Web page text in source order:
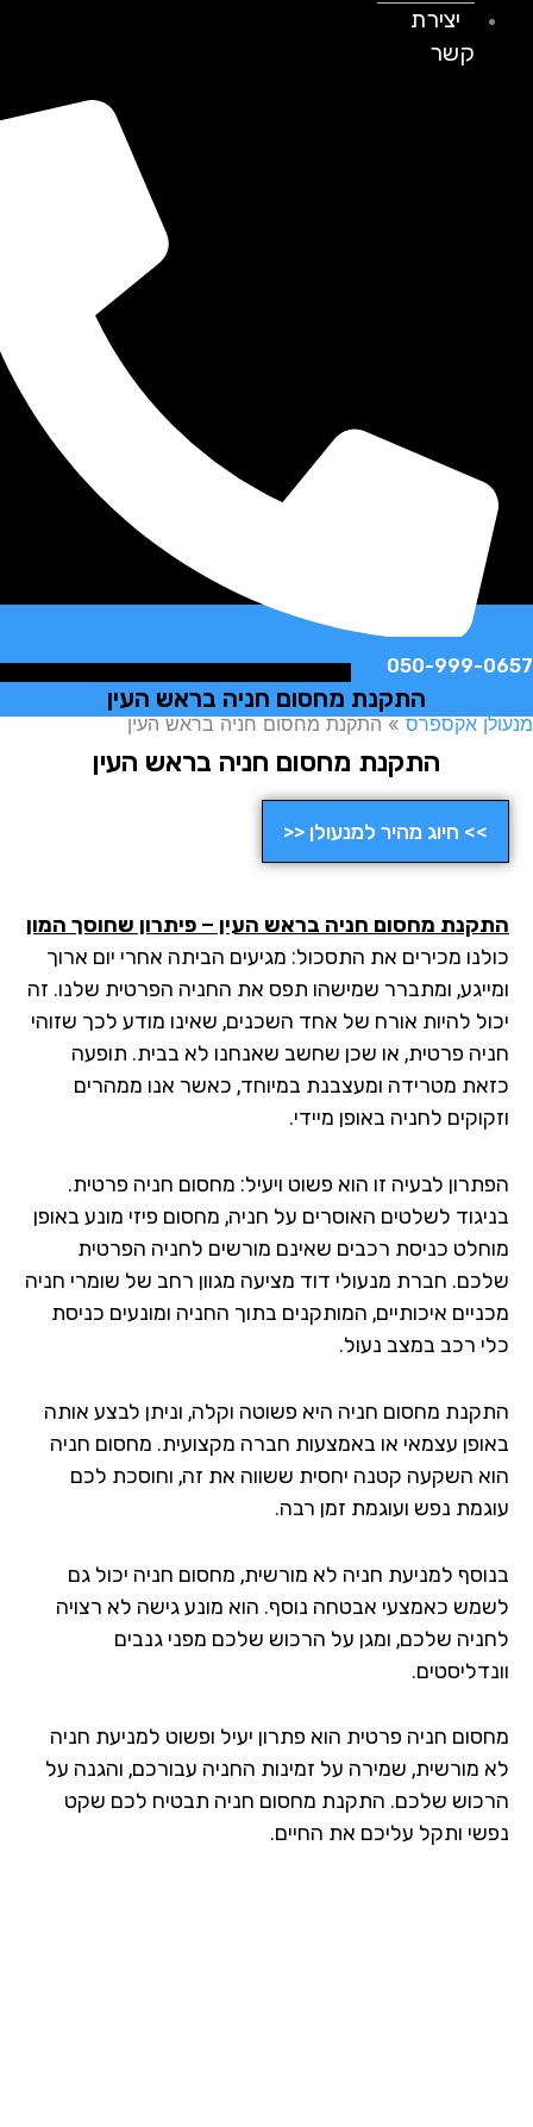
יצירת
קשר
050-999-
התקנת מחסום חניה בראש העין
אקספרס»התקנת מחסום חניה בראש העין
התקנת מחסום חניה בראש העין
>> חיוג מהיר למנעולן <<
מחסום חניה בראש העין – פיתרון שחוסך המון
מכירים את התסכול: מגיעים הביתה אחרי יום ארוך
ומתברר שמישהו תפס את החניה הפרטית שלנו. זה
להיות אורח של אחד השכנים, שאינו מודע לכך שזוהי
פרטית, או שכן שחשב שאנחנו לא בבית. תופעה
מטרידה ומעצבנת במיוחד, כאשר אנו ממהרים
לחניה באופן מיידי.
לבעיה זו הוא פשוט ויעיל: מחסום חניה פרטית.
לשלטים האוסרים על חניה, מחסום פיזי מונע באופן
כניסת רכבים שאינם מורשים לחניה הפרטית
חברת מנעולי דוד מציעה מגוון רחב של שומרי חניה
איכותיים, המותקנים בתוך החניה ומונעים כניסת
רכב במצב נעול.
מחסום חניה היא פשוטה וקלה, וניתן לבצע אותה
עצמאי או באמצעות חברה מקצועית. מחסום חניה
השקעה קטנה יחסית ששווה את זה, וחוסכת לכם
נפש ועוגמת זמן רבה.
למניעת חניה לא מורשית, מחסום חניה יכול גם
כאמצעי אבטחה נוסף. הוא מונע גישה לא רצויה
שלכם, ומגן על הרכוש שלכם מפני גנבים
חניה פרטית הוא פתרון יעיל ופשוט למניעת חניה
מורשית, שמירה על זמינות החניה עבורכם, והגנה על
שלכם. התקנת מחסום חניה תבטיח לכם שקט
ותקל עליכם את החיים.